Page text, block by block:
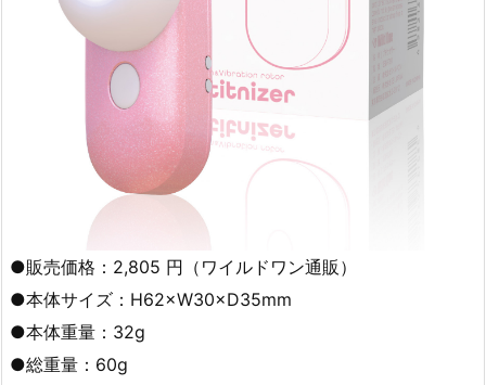
●販売価格：2,805 円（ワイルドワン通販）
●本体サイズ：H62×W30×D35mm
●本体重量：32g
●総重量：60g